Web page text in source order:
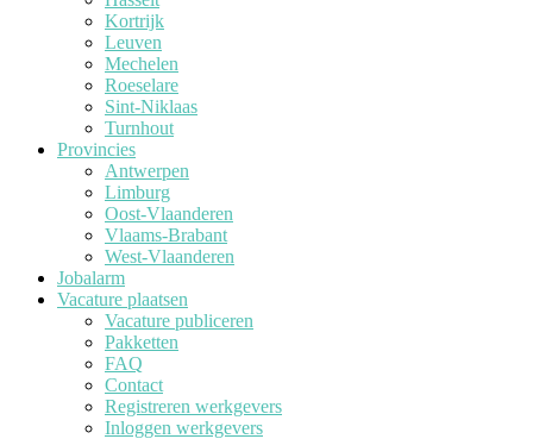
Kortrijk
Leuven
Mechelen
Roeselare
Sint-Niklaas
Turnhout
Provincies
Antwerpen
Limburg
Oost-Vlaanderen
Vlaams-Brabant
West-Vlaanderen
Jobalarm
Vacature plaatsen
Vacature publiceren
Pakketten
FAQ
Contact
Registreren werkgevers
Inloggen werkgevers